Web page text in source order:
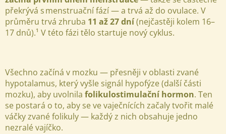
překrývá s menstruační fází — a trvá až do ovulace. V
průměru trvá zhruba 11 až 27 dní(nejčastěji kolem 16–
17 dnů).¹ V této fázi tělo startuje nový cyklus.
Všechno začíná v mozku — přesněji v oblasti zvané
hypotalamus, který vyšle signál hypofýze (další části
mozku), aby uvolnila folikulostimulační hormon. Ten
se postará o to, aby se ve vaječnících začaly tvořit malé
váčky zvané folikuly — každý z nich obsahuje jedno
nezralé vajíčko.